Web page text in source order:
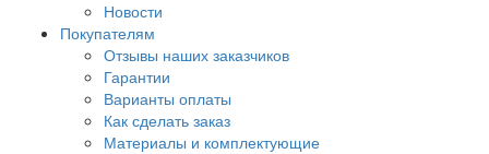
Новости
Покупателям
Отзывы наших заказчиков
Гарантии
Варианты оплаты
Как сделать заказ
Материалы и комплектующие